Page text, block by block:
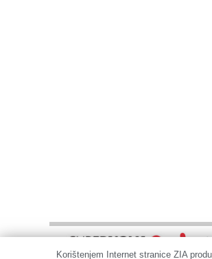
Korištenjem Internet stranice ZIA